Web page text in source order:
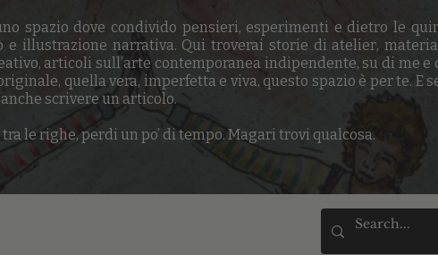
spazio dove condivido pensieri, esperimenti e dietro le
e illustrazione narrativa. Qui troverai storie di atelier,
articoli sull’arte contemporanea indipendente, su di me e
quella vera, imperfetta e viva, questo spazio è per te. E
scrivere un articolo.
le righe, perdi un po’ di tempo. Magari trovi qualcosa.